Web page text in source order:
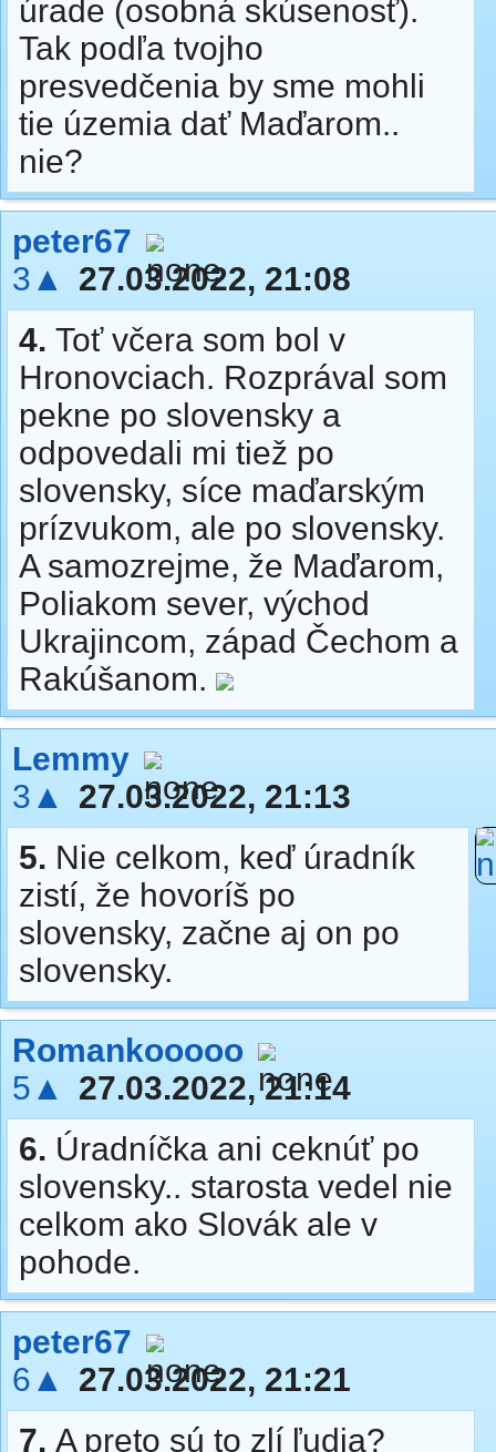
úrade (osobná skúsenosť).
Tak podľa tvojho
presvedčenia by sme mohli
tie územia dať Maďarom..
nie?
peter67
3▲
27.03.2022, 21:08
4. Toť včera som bol v
Hronovciach. Rozprával som
pekne po slovensky a
odpovedali mi tiež po
slovensky, síce maďarským
prízvukom, ale po slovensky.
A samozrejme, že Maďarom,
Poliakom sever, východ
Ukrajincom, západ Čechom a
Rakúšanom.
Lemmy
3▲
27.03.2022, 21:13
5. Nie celkom, keď úradník
zistí, že hovoríš po
slovensky, začne aj on po
slovensky.
Romankooooo
5▲
27.03.2022, 21:14
6. Úradníčka ani ceknúť po
slovensky.. starosta vedel nie
celkom ako Slovák ale v
pohode.
peter67
6▲
27.03.2022, 21:21
7. A preto sú to zlí ľudia?